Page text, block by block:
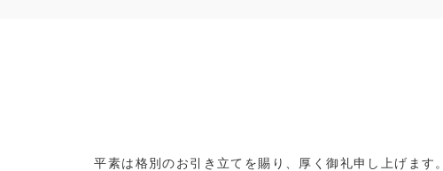
平素は格別のお引き立てを賜り、厚く御礼申し上げます。